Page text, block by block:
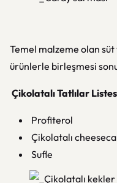
Saray
Temel malzeme olan
ürünlerle birleşmesi
Çikolatalı Tatlılar
Profiterol
Çikolatalı
Sufle